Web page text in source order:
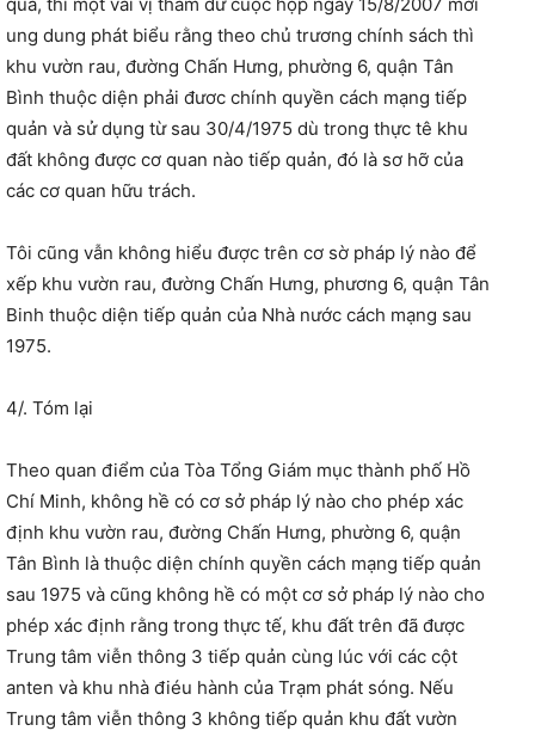
ung dung phát biểu rằng theo chủ trương chính sách thì
khu vườn rau, đường Chấn Hưng, phường 6, quận Tân
Bình thuộc diện phải đươc chính quyền cách mạng tiếp
quản và sử dụng từ sau 30/4/1975 dù trong thực tê khu
đất không được cơ quan nào tiếp quản, đó là sơ hỡ của
các cơ quan hữu trách.
Tôi cũng vẫn không hiểu được trên cơ sờ pháp lý nào để
xếp khu vườn rau, đường Chấn Hưng, phương 6, quận Tân
Binh thuộc diện tiếp quản của Nhà nước cách mạng sau
1975.
4/. Tóm lại
Theo quan điểm của Tòa Tổng Giám mục thành phố Hồ
Chí Minh, không hề có cơ sở pháp lý nào cho phép xác
định khu vườn rau, đường Chấn Hưng, phường 6, quận
Tân Bình là thuộc diện chính quyền cách mạng tiếp quản
sau 1975 và cũng không hề có một cơ sở pháp lý nào cho
phép xác định rằng trong thực tế, khu đất trên đã được
Trung tâm viễn thông 3 tiếp quản cùng lúc với các cột
anten và khu nhà điéu hành của Trạm phát sóng. Nếu
Trung tâm viễn thông 3 không tiếp quản khu đất vườn